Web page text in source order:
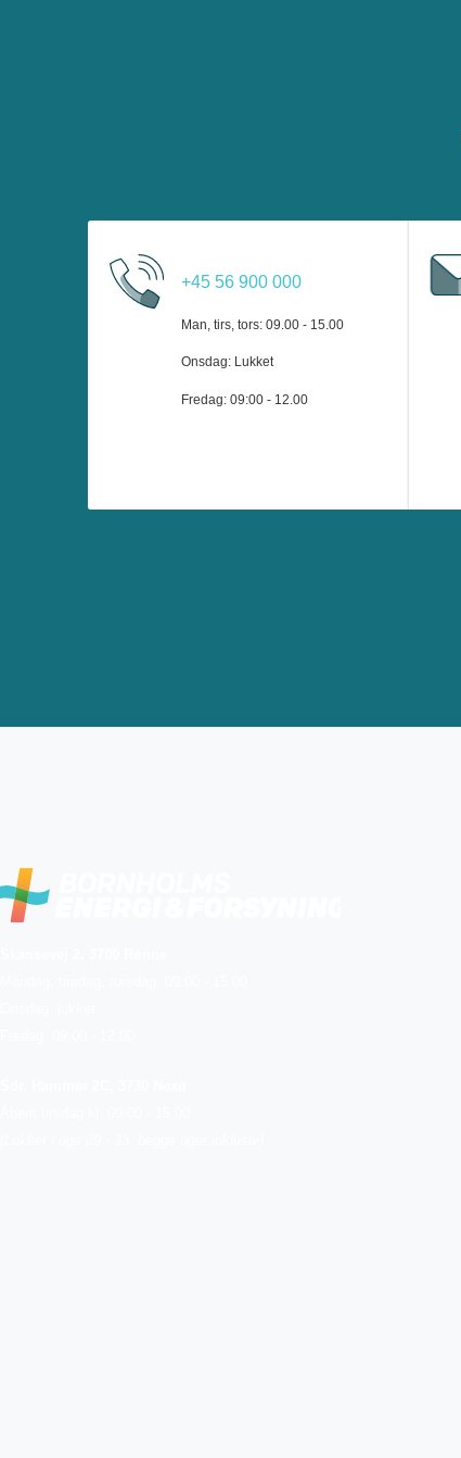
+45 56 900 000
Man, tirs, tors: 09.00 - 15.00
Onsdag: Lukket
Fredag: 09:00 - 12.00